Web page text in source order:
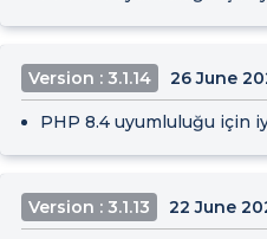
Version : 3.1.14 26 June
PHP 8.4 uyumluluğu için
Version : 3.1.13 22 June